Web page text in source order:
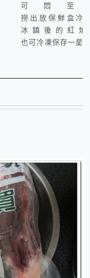
可悶至
撈出放保鮮盒冷
冰鎮後的紅
也可冷凍保存一星